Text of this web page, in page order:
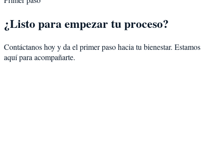
¿Listo para empezar tu proceso?
Contáctanos hoy y da el primer paso hacia tu bienestar. Estamos
aquí para acompañarte.